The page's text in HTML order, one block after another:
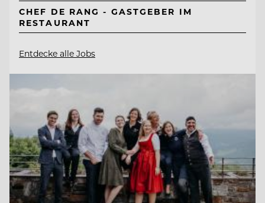
CHEF DE RANG - GASTGEBER IM
RESTAURANT
Entdecke alle Jobs